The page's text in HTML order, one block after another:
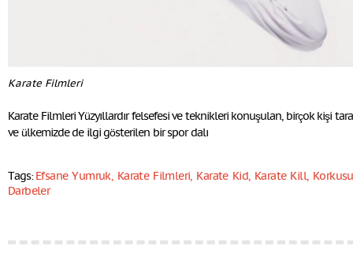
Karate Filmleri
Karate Filmleri Yüzyıllardır felsefesi ve teknikleri konuşulan, birçok kişi
ve ülkemizde de ilgi gösterilen bir spor dalı
Tags:Efsane Yumruk, Karate Filmleri, Karate Kid, Karate Kill,
Darbeler